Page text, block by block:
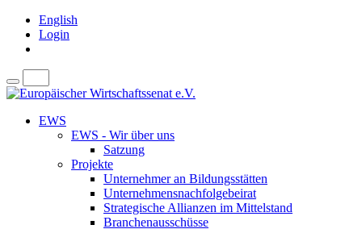
English
Login
EWS
EWS - Wir über uns
Satzung
Projekte
Unternehmer an Bildungsstätten
Unternehmensnachfolgebeirat
Strategische Allianzen im Mittelstand
Branchenausschüsse